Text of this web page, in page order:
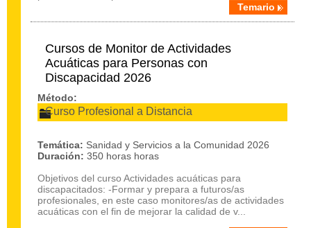
Temario
Cursos de Monitor de Actividades
Acuáticas para Personas con
Discapacidad 2026
Método:
Curso Profesional a Distancia
Temática: Sanidad y Servicios a la Comunidad 2026
Duración: 350 horas horas
Objetivos del curso Actividades acuáticas para
discapacitados: -Formar y prepara a futuros/as
profesionales, en este caso monitores/as de actividades
acuáticas con el fin de mejorar la calidad de v...